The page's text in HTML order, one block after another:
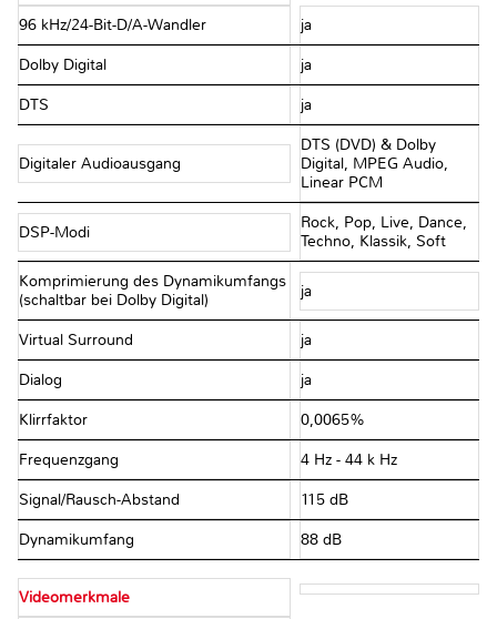
96 kHz/24-Bit-D/A-Wandler ja
Dolby Digital ja
DTS ja
Digitaler Audioausgang
DTS (DVD) & Dolby
Digital, MPEG Audio,
Linear PCM
DSP-Modi
Rock, Pop, Live, Dance,
Techno, Klassik, Soft
Komprimierung des Dynamikumfangs
(schaltbar bei Dolby Digital)
ja
Virtual Surround ja
Dialog ja
Klirrfaktor 0,0065%
Frequenzgang 4 Hz - 44 k Hz
Signal/Rausch-Abstand 115 dB
Dynamikumfang 88 dB
Videomerkmale